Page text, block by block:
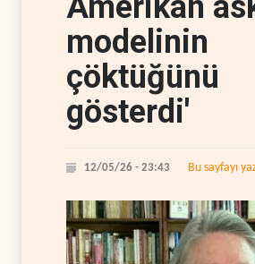
modelinin
çöktüğünü
gösterdi'
12/05/26 - 23:43 Bu sayfayı